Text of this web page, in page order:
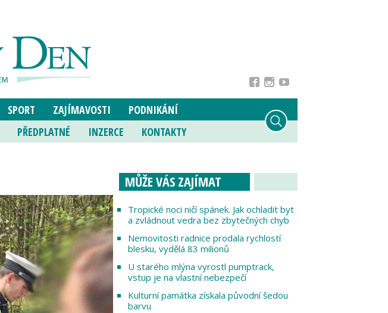
SPORT ZAJÍMAVOSTI
PODNIKÁNÍ
PŘEDPLATNÉ INZERCE KONTAKTY
MŮŽE VÁS ZAJÍMAT
Tropické noci ničí spánek. Jak ochladit byt
a zvládnout vedra bez zbytečných chyb
Nemovitosti radnice prodala rychlostí
blesku, vydělá 83 milionů
U starého mlýna vyrostl pumptrack,
vstup je na vlastní nebezpečí
Kulturní památka získala původní šedou
barvu